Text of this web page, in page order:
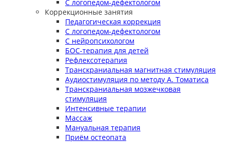
С логопедом-дефектологом
Коррекционные занятия
Педагогическая коррекция
С логопедом-дефектологом
С нейропсихологом
БОС-терапия для детей
Рефлексотерапия
Транскраниальная магнитная стимуляция
Аудиостимуляция по методу А. Томатиса
Транскраниальная мозжечковая
стимуляция
Интенсивные терапии
Массаж
Мануальная терапия
Приём остеопата